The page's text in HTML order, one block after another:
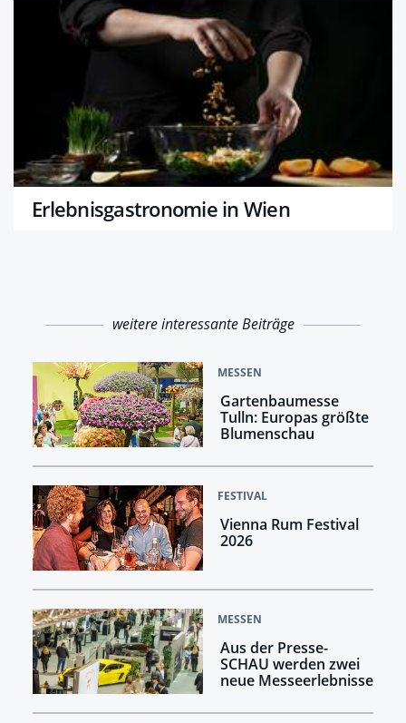
Erlebnisgastronomie in Wien
weitere interessante Beiträge
MESSEN
Gartenbaumesse
Tulln: Europas größte
Blumenschau
FESTIVAL
Vienna Rum Festival
2026
MESSEN
Aus der Presse-
SCHAU werden zwei
neue Messeerlebnisse